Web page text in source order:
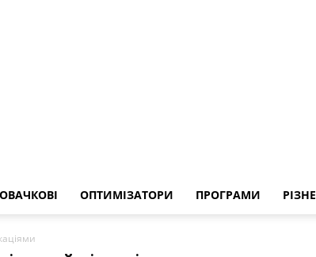
ОПТИМІЗАТОРИ ПРОГРАМИ РІЗНЕ